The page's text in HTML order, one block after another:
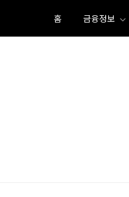
content
홈 금융정보